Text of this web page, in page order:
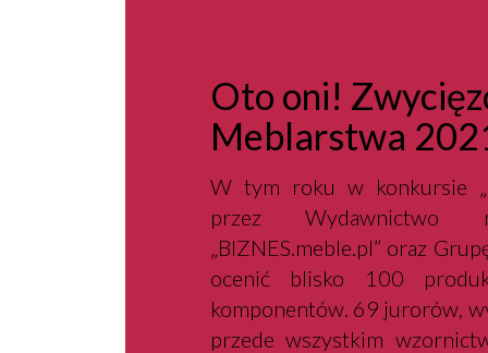
Oto oni!
Meblarstwa
W tym roku w konkursie
przez Wydawnictwo
„BIZNES.meble.pl” oraz
ocenić blisko 100
komponentów. 69 jurorów,
przede wszystkim